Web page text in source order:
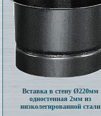
Вставка в стену Ø220мм
одностенная 2мм из
низколегированной стали